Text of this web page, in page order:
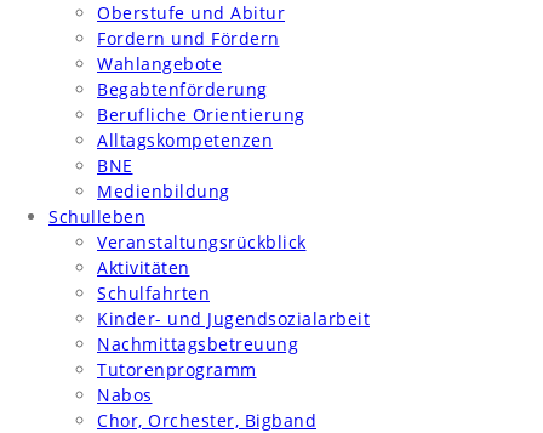
Oberstufe und Abitur
Fordern und Fördern
Wahlangebote
Begabtenförderung
Berufliche Orientierung
Alltagskompetenzen
BNE
Medienbildung
Schulleben
Veranstaltungsrückblick
Aktivitäten
Schulfahrten
Kinder- und Jugendsozialarbeit
Nachmittagsbetreuung
Tutorenprogramm
Nabos
Chor, Orchester, Bigband